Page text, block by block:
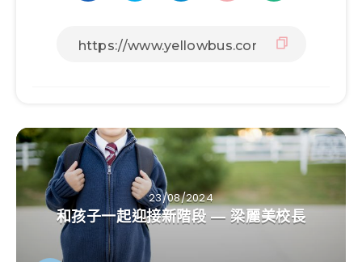
23/08/2024
和孩子一起迎接新階段 — 梁麗美校長